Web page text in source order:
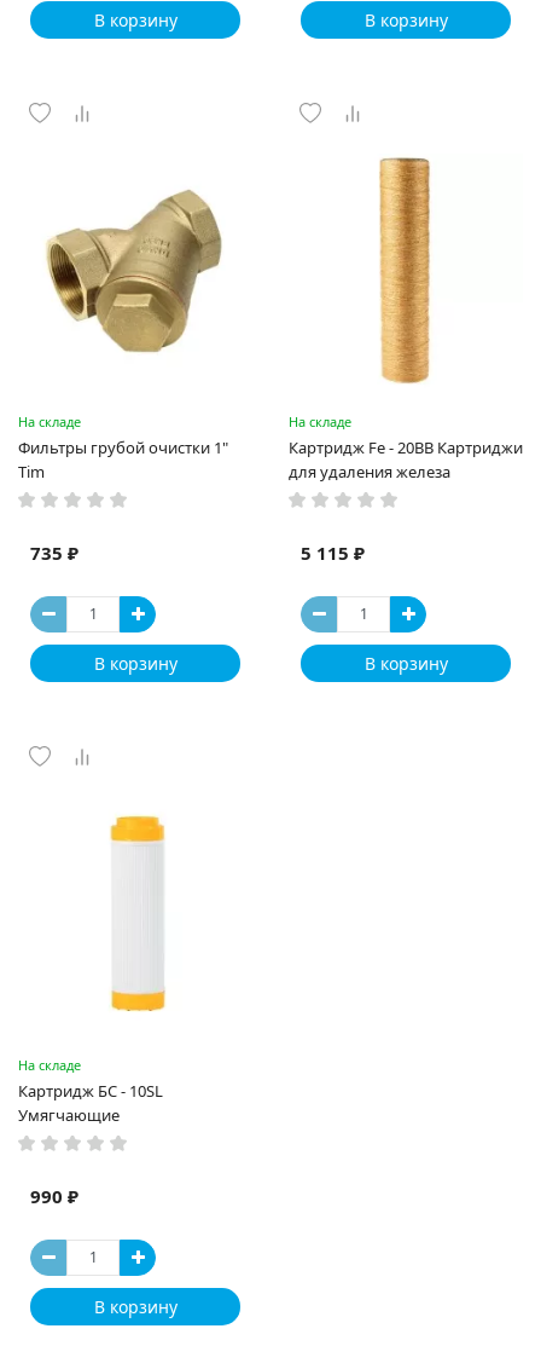
В корзину В корзину
На складе
Фильтры грубой очистки 1"
Tim
735 ₽
В корзину
На складе
Картридж Fe - 20BB Картриджи
для удаления железа
5 115 ₽
В корзину
На складе
Картридж БС - 10SL
Умягчающие
990 ₽
В корзину